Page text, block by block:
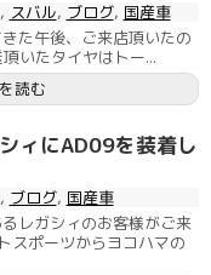
, スバル, ブログ, 国産車
た午後、ご来店頂いたの
いたタイヤはトー...
読む
ィにAD09を装着し
, ブログ, 国産車
レガシィのお客様がご来
スポーツからヨコハマの